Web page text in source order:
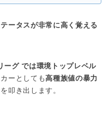
ータスが非常に高く覚える
ーグ では環境トップレベル
ーとしても高種族値の暴力
を叩き出します。